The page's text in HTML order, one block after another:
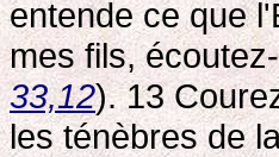
entende ce que
mes fils,
33,12). 13
les ténèbres de